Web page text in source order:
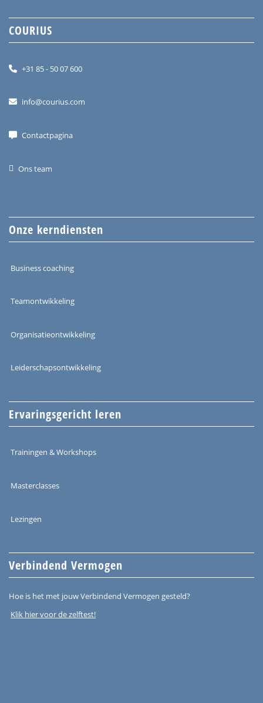
COURIUS
+31 85 - 50 07 600
info@courius.com
Contactpagina
Ons team
Onze kerndiensten
Business coaching
Teamontwikkeling
Organisatieontwikkeling
Leiderschapsontwikkeling
Ervaringsgericht leren
Trainingen & Workshops
Masterclasses
Lezingen
Verbindend Vermogen
Hoe is het met jouw Verbindend Vermogen gesteld?
Klik hier voor de zelftest!